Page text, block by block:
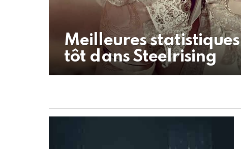
Meilleures
tôt dans Steelrising